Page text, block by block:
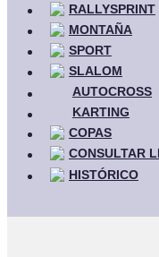
RALLYSPRINT
MONTAÑA
SPORT
SLALOM
AUTOCROSS
KARTING
COPAS
CONSULTAR
HISTÓRICO